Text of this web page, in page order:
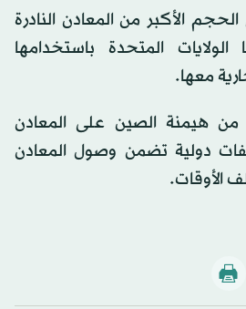
الأكبر من المعادن النادرة
الولايات المتحدة باستخدامها
معها.
هيمنة الصين على المعادن
دولية تضمن وصول المعادن
الأوقات.